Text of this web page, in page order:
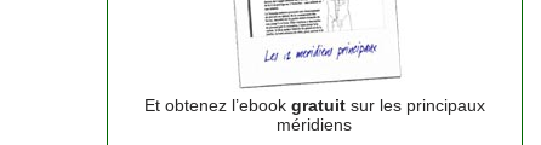
Et obtenez l’ebook gratuitsur les principaux
méridiens